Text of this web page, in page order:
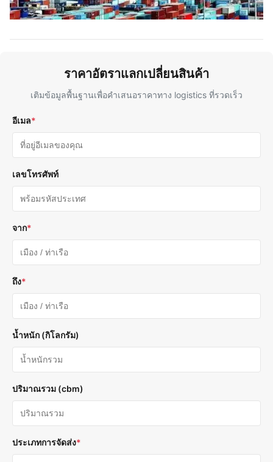
ราคาอัตราแลกเปลี่ยนสินค้า
เติมข้อมูลพื้นฐานเพื่อคําเสนอราคาทาง logistics ที่รวดเร็ว
อีเมล*
เลขโทรศัพท์
จาก*
ถึง*
น้ำหนัก (กิโลกรัม)
ปริมาณรวม (cbm)
ประเภทการจัดส่ง*